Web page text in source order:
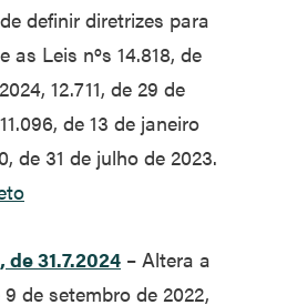
definir diretrizes para
as Leis nºs 14.818, de
12.711, de 29 de
de 13 de janeiro
de 31 de julho de 2023.
de 31.7.2024 – Altera a
9 de setembro de 2022,